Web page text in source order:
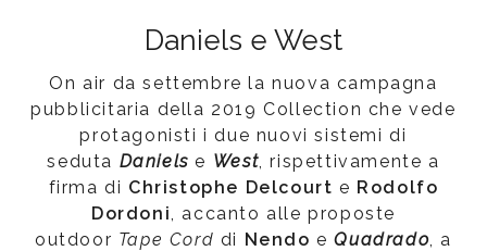
Daniels e West
On air da settembre la nuova campagna
pubblicitaria della 2019 Collection che vede
protagonisti i due nuovi sistemi di
seduta Daniels e West, rispettivamente a
firma di Christophe Delcourt e Rodolfo
Dordoni, accanto alle proposte
outdoor Tape Cord di Nendo eQuadrado, a